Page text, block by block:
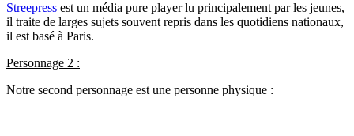
Streepress est un média pure player lu principalement par les jeunes,
il traite de larges sujets souvent repris dans les quotidiens nationaux,
il est basé à Paris.
Personnage 2 :
Notre second personnage est une personne physique :